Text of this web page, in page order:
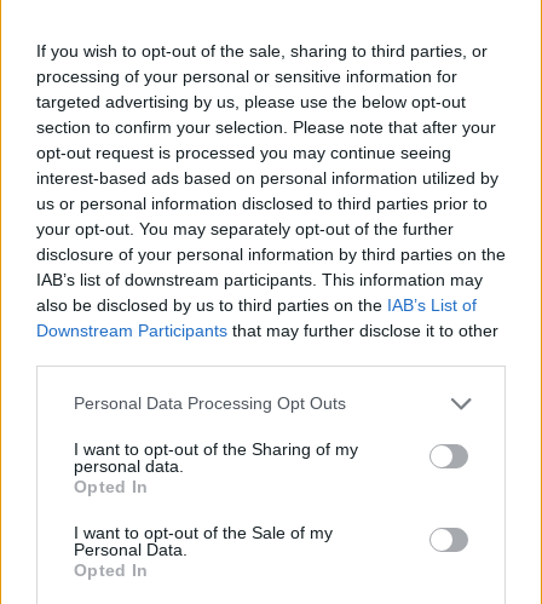
If you wish to opt-out of the sale, sharing to third parties, or
processing of your personal or sensitive information for
targeted advertising by us, please use the below opt-out
section to confirm your selection. Please note that after your
opt-out request is processed you may continue seeing
interest-based ads based on personal information utilized by
us or personal information disclosed to third parties prior to
your opt-out. You may separately opt-out of the further
disclosure of your personal information by third parties on the
IAB’s list of downstream participants. This information may
also be disclosed by us to third parties on the IAB’s List of
Downstream Participants that may further disclose it to other
Please note that this website/app uses one or more Google
not limited to your visit or usage behaviour. You may click to
grant or deny consent to Google and its third-party tags to
use your data for below specified purposes in below Google
consent section.
Personal Data Processing Opt Outs
I want to opt-out of the Sharing of my
personal data.
Opted In
I want to opt-out of the Sale of my
Personal Data.
Opted In
Pozostały wątpliwości? Brakuje czegoś w haśle?
Zobacz, co zyskują abonenci Dobrego słownika.
SPRAWDŹ
Często sprawdzane
Placek aciasto
Ciekawostki
wigilijny— O nieistniejącym (?)
szafarz — Pochodzenie słowaszafarz
fasować— Niegdyś w aptekach… i słownikach